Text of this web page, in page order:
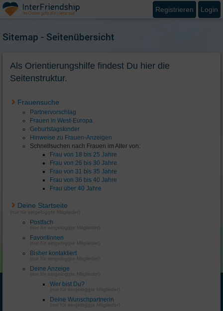
Sitemap - Seitenübersicht
Als Orientierungshilfe findest Du hier die
Seitenstruktur.
Frauensuche
Partnervorschlag
Frauen in West-Europa
Geburtstagskinder
Hinweise zu Frauen-Anzeigen
Schnellsuchen nach Frauen im Alter von:
Frau von 18 bis 25 Jahre
Frau von 26 bis 30 Jahre
Frau von 31 bis 35 Jahre
Frau von 36 bis 40 Jahre
Frau über 40 Jahre
Deine Startseite
(nur für eingeloggte Mitglieder)
Postfach
(nur für eingeloggte Mitglieder)
Favoritinnen
(nur für eingeloggte Mitglieder)
Bisher kontaktiert
(nur für eingeloggte Mitglieder)
Deine Anzeige
(nur für eingeloggte Mitglieder)
Wer bist Du?
(nur für eingeloggte Mitglieder)
Deine Wunschpartnerin
(nur für eingeloggte Mitglieder)
Registrieren Login